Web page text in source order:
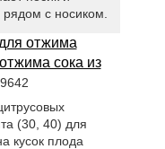
рядом с носиком.
отжима
сока из
(30, 40) для
кусок плода